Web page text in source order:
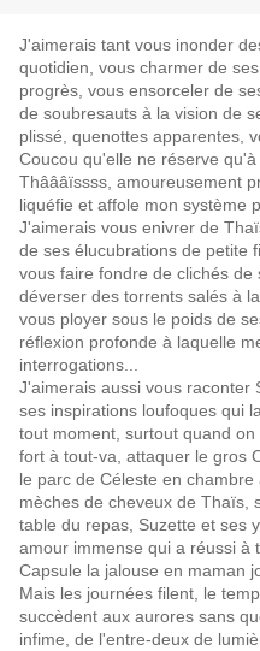
J'aimerais tant vous inonder
quotidien, vous charmer de
progrès, vous ensorceler de
de soubresauts à la vision de
plissé, quenottes apparentes,
Coucou qu'elle ne réserve
Thâââïssss, amoureusement
liquéfie et affole mon système
J'aimerais vous enivrer de
de ses élucubrations de petite
vous faire fondre de clichés
déverser des torrents salés à
vous ployer sous le poids de
réflexion profonde à laquelle
interrogations...
J'aimerais aussi vous raconter
ses inspirations loufoques qui
tout moment, surtout quand
fort à tout-va, attaquer le gros
le parc de Céleste en
mèches de cheveux de Thaïs,
table du repas, Suzette et ses
amour immense qui a réussi à
Capsule la jalouse en maman
Mais les journées filent, le
succèdent aux aurores sans
infime, de l'entre-deux de